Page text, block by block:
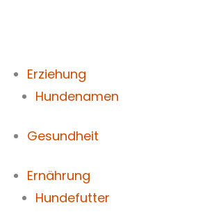
Erziehung
Hundenamen
Gesundheit
Ernährung
Hundefutter